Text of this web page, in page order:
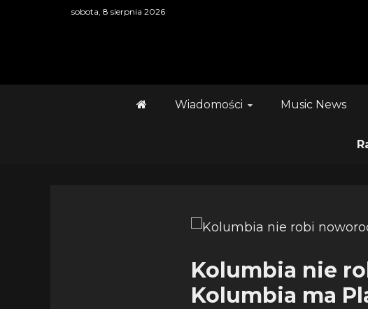
sobota, 8 sierpnia 2026
Wiadomości Music News
Kolumbia nie
Kolumbia ma